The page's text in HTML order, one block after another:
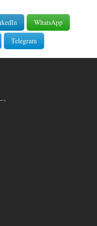
WhatsApp
Telegram